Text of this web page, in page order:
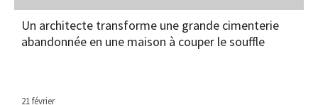
Un architecte transforme une grande cimenterie
abandonnée en une maison à couper le souffle
21 février